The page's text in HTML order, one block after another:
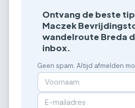
Ontvang de beste
Maczek
wandelroute Breda
inbox.
Geen spam. Altijd afmelden